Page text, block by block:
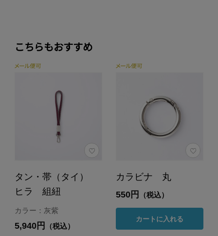
こちらもおすすめ
タン・帯（タイ）
ヒラ 組紐
カラー：灰紫
5,940円 （税込）
カラビナ 丸
550円 （税込）
カートに入れる